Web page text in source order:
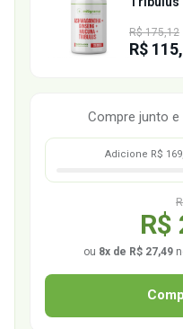
R$ 175,12
R$
Compre junto e
Adicione R$
R$
ou 8x de R$ 27,49